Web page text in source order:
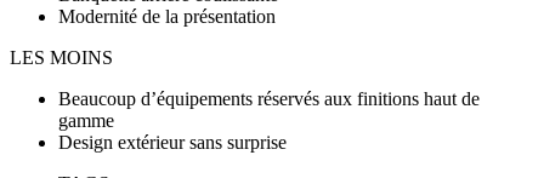
Modernité de la présentation
LES MOINS
Beaucoup d’équipements réservés aux finitions haut de
gamme
Design extérieur sans surprise